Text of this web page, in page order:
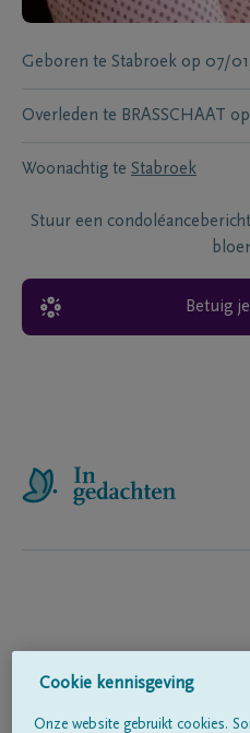
Geboren te Stabroek op 07/
Overleden te BRASSCHAAT op
Woonachtig te Stabroek
Stuur een
Betuig
Cookie kennisgeving
Onze website gebruikt cookies.